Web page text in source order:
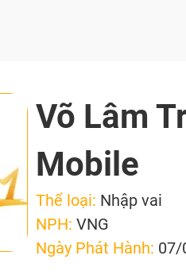
Võ Lâm
Mobile
Thể loại: Nhập vai
NPH:VNG
Ngày Phát Hành: 07/